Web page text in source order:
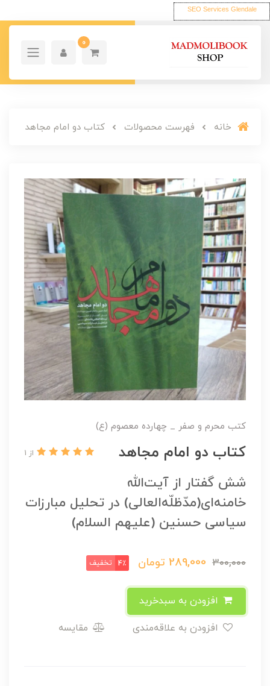
SEO Services Glendale
0
خانه فهرست محصولات کتاب دو امام مجاهد
کتب محرم و صفر _ چهارده معصوم (ع)
کتاب دو امام مجاهد از 1
شش گفتار از آیت‌الله
خامنه‌ای(مدّظلّه‌العالی) در تحلیل مبارزات
سیاسی حسنین (علیهم السلام)
300,000
289,000 تومان 4٪ تخفیف
مقایسه